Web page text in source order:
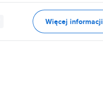
Więcej informacji